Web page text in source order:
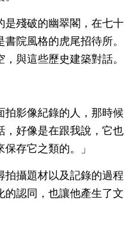
是殘破的幽翠閣，在七十
院風格的虎尾招待所。
與這些歷史建築對話。
拍影像紀錄的人，那時候
，好像是在跟我說，它也
存它之類的。」
拍攝題材以及記錄的過程
的認同，也讓他產生了文